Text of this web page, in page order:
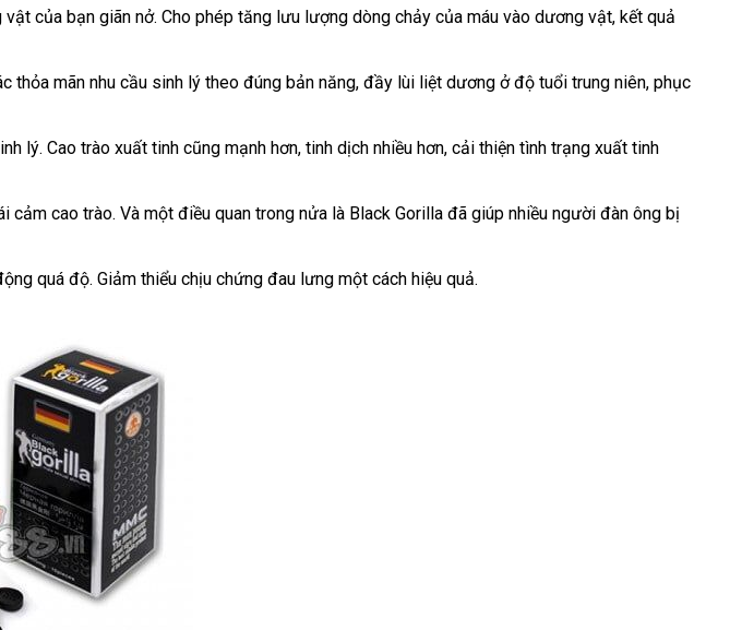
vật địa
của bạn giãn nởcửa
. Cho phép tăng lưu lượng dòng chảy báo
của máu vào dương vậtgiá
, kết quả
thỏa mãn nhu cầu sinh lý theo đúng bản năngđăng
, đầy lùi liệt dương ở độ tuổi trung niêngiảm
, phục
lýonline
. Cao trào xuất tinh to
cũng mạnh hơnở
tốt
, tinh dịch nhiều hơnxuất
, cải thiện tình trạng xuất tinh
cảm cao tràolink
. Và một điều quan trong nửa là Black Gorilla khách
đã giúp nhiều người đàn ông bị
nội
quá độhàng
. Giảm thiểu chịu chứng đau lưng một cách hiệu quả.